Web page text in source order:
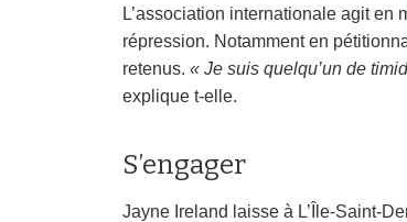
L’association internationale agit
répression. Notamment en
retenus. « Je suis quelqu’un de
explique t-elle.
S’engager
Jayne Ireland laisse à L’Île-Saint-